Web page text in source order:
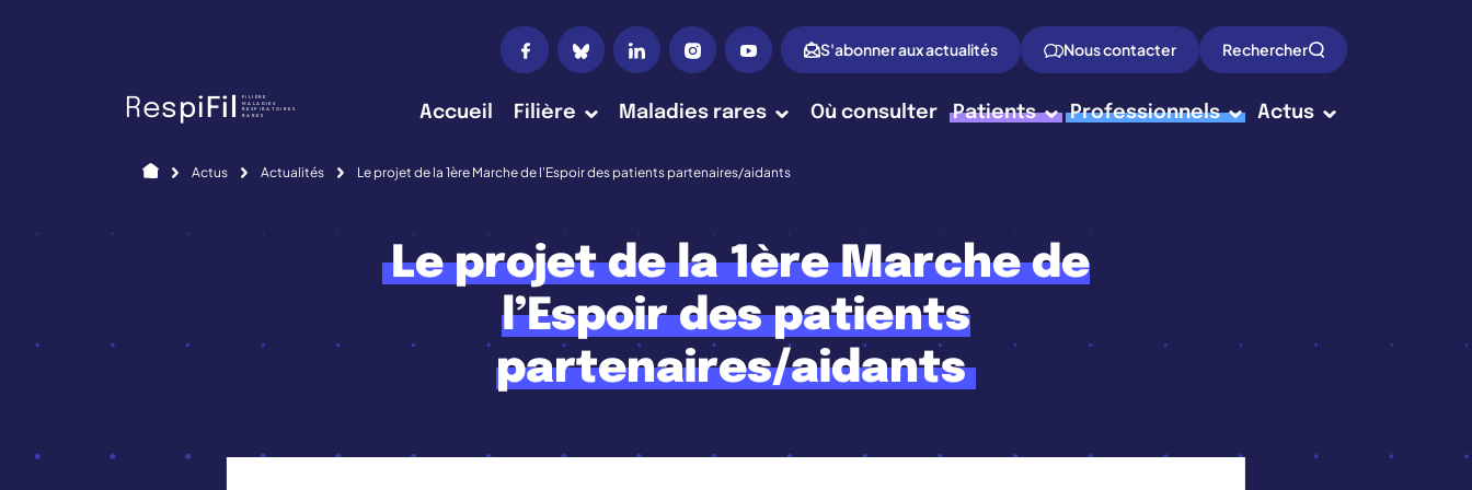
S'abonner aux actualités Nous contacter Rechercher
Respi Fi FILIÈRE
MALADIES
RESPIRATOIRES
RARES Accueil Filière Maladies rares Où consulter Patients Professionnels Actus
AccueilActus Actualités Le projet de la 1ère Marche de l’Espoir des patients partenaires/aidants
Le projet de la 1ère Marche de
l’Espoir des patients
partenaires/aidants